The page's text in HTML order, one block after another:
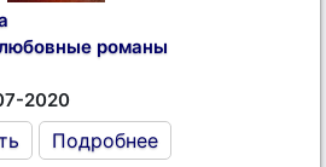
романы
2020
Подробнее